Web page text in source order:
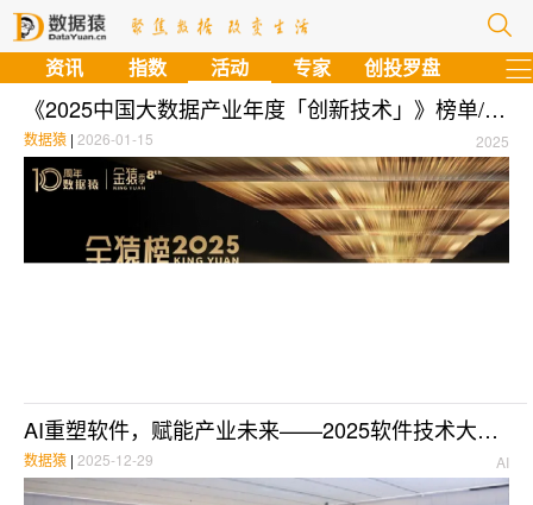
资讯 指数 活动 专家 创投罗盘
《2025中国大数据产业年度「创新技术」》榜单/奖项丨第八届金猿奖
2025
数据猿 | 2026-01-15
AI重塑软件，赋能产业未来——2025软件技术大会在京成功举办
AI
数据猿 | 2025-12-29